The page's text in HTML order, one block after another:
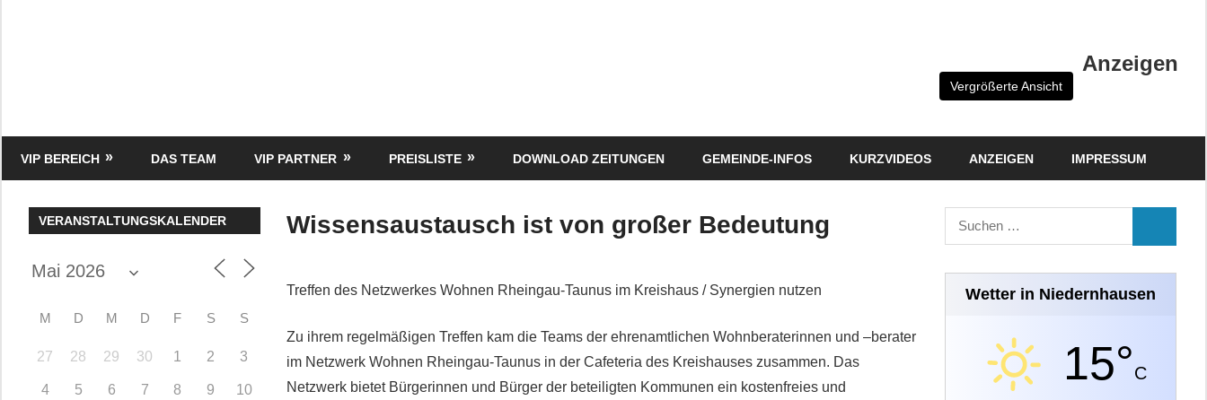
Media
Anzeigen
Vergrößerte Ansicht
VIP BEREICH DAS TEAM VIP PARTNER PREISLISTE DOWNLOAD ZEITUNGEN GEMEINDE-INFOS KURZVIDEOS ANZEIGEN IMPRESSUM
Wissensaustausch ist von großer Bedeutung
Treffen des Netzwerkes Wohnen Rheingau-Taunus im Kreishaus / Synergien nutzen
Zu ihrem regelmäßigen Treffen kam die Teams der ehrenamtlichen Wohnberaterinnen und –berater
im Netzwerk Wohnen Rheingau-Taunus in der Cafeteria des Kreishauses zusammen. Das
Netzwerk bietet Bürgerinnen und Bürger der beteiligten Kommunen ein kostenfreies und
VERANSTALTUNGSKALENDER
M D M D F S S
27 28 29 30 1 2 3
4 5 6 7 8 9 10
Suchen
nach:
Wetter in Niedernhausen
15°C